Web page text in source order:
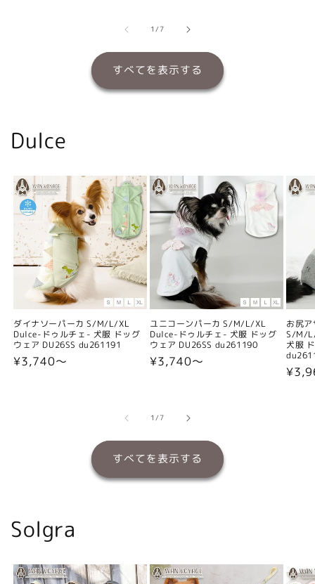
格
1/の
7
すべてを表示する
Dulce
ダイナソーパーカ S/M/L/XL
Dulce-ドゥルチェ- 犬服 ドッグ
ウェア DU26SS du261191
通
¥3,740〜
ユニコーンパーカ S/M/L/XL
Dulce-ドゥルチェ- 犬服 ドッグ
ウェア DU26SS du261190
通
¥3,740〜
お尻
S/M/
犬服
通
1/の
7
すべてを表示する
Solgra